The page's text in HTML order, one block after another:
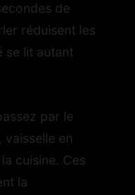
de
réduisent les
se lit autant
par le
en
cuisine. Ces
la